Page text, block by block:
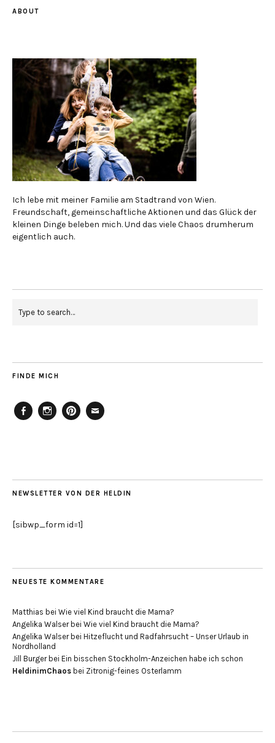
ABOUT
Ich lebe mit meiner Familie am Stadtrand von Wien.
Freundschaft, gemeinschaftliche Aktionen und das Glück der
kleinen Dinge beleben mich. Und das viele Chaos drumherum
eigentlich auch.
FINDE MICH
NEWSLETTER VON DER HELDIN
[sibwp_form id=1]
NEUESTE KOMMENTARE
Matthias bei Wie viel Kind braucht die Mama?
Angelika Walserbei Wie viel Kind braucht die Mama?
Angelika Walserbei Hitzeflucht und Radfahrsucht – Unser Urlaub in
Nordholland
Jill Burgerbei Ein bisschen Stockholm-Anzeichen habe ich schon
HeldinimChaos bei Zitronig-feines Osterlamm